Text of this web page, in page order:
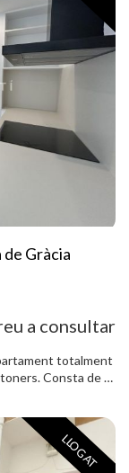
Gràcia
a consultar
totalment
aviat amb nosaltres.
LLOGAT